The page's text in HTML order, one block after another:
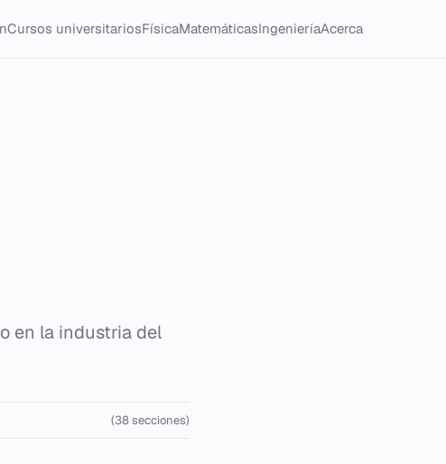
Cursos universitariosFísicaMatemáticasIngenieríaAcerca
en la industria del
(38 secciones)